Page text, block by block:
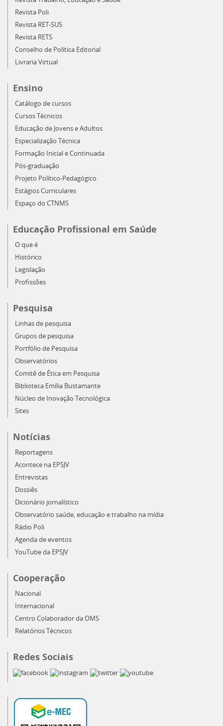
Revista Poli
Revista RET-SUS
Revista RETS
Conselho de Política Editorial
Livraria Virtual
Ensino
Catálogo de cursos
Cursos Técnicos
Educação de Jovens e Adultos
Especialização Técnica
Formação Inicial e Continuada
Pós-graduação
Projeto Político-Pedagógico
Estágios Curriculares
Espaço do CTNMS
Educação Profissional em Saúde
O que é
Histórico
Legislação
Profissões
Pesquisa
Linhas de pesquisa
Grupos de pesquisa
Portfólio de Pesquisa
Observatórios
Comitê de Ética em Pesquisa
Biblioteca Emília Bustamante
Núcleo de Inovação Tecnológica
Sites
Notícias
Reportagens
Acontece na EPSJV
Entrevistas
Dossiês
Dicionário jornalístico
Observatório saúde, educação e trabalho na mídia
Rádio Poli
Agenda de eventos
YouTube da EPSJV
Cooperação
Nacional
Internacional
Centro Colaborador da OMS
Relatórios Técnicos
Redes Sociais